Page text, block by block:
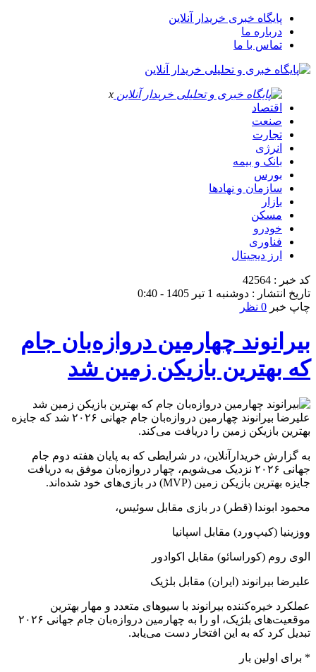
پایگاه خبری خریدار آنلاین
درباره ما
تماس با ما
x
اقتصاد
صنعت
تجارت
انرژی
بانک و بیمه
بورس
سازمان و نهادها
بازار
مسکن
خودرو
فناوری
ارز دیجیتال
کد خبر : 42564
تاریخ انتشار : دوشنبه 1 تیر 1405 - 0:40
چاپ خبر 0 نظر
بیرانوند چهارمین دروازه‌بان جام
که بهترین بازیکن زمین شد
علیرضا بیرانوند چهارمین دروازه‌بان جام جهانی ۲۰۲۶ شد که جایزه
بهترین بازیکن زمین را دریافت می‌کند.
به گزارش خریدارآنلاین، در شرایطی که به پایان هفته دوم جام
جهانی ۲۰۲۶ نزدیک می‌شویم، چهار دروازه‌بان موفق به دریافت
جایزه بهترین بازیکن زمین (MVP) در بازی‌های خود شده‌اند.
محمود ابوندا (قطر) در بازی مقابل سوئیس،
ووزینیا (کیپ‌ورد) مقابل اسپانیا
الوی روم (کوراسائو) مقابل اکوادور
علیرضا بیرانوند (ایران) مقابل بلژیک
عملکرد خیره‌کننده بیرانوند با سیوهای متعدد و مهار بهترین
موقعیت‌های بلژیک، او را به چهارمین دروازه‌بان جام جهانی ۲۰۲۶
تبدیل کرد که به این افتخار دست می‌یابد.
* برای اولین بار